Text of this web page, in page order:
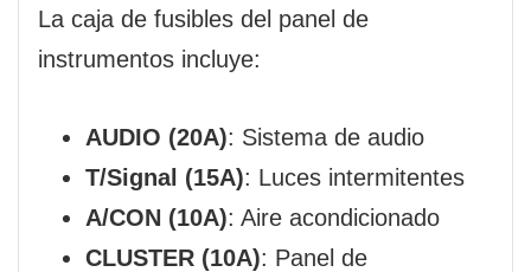
La caja de fusibles del panel de
instrumentos incluye:
AUDIO (20A): Sistema de audio
T/Signal (15A): Luces intermitentes
A/CON (10A): Aire acondicionado
CLUSTER (10A): Panel de